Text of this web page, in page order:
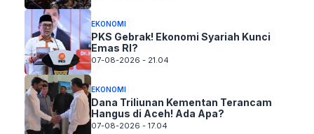
EKONOMI
PKS Gebrak! Ekonomi Syariah Kunci
Emas RI?
07-08-2026 - 21.04
EKONOMI
Dana Triliunan Kementan Terancam
Hangus di Aceh! Ada Apa?
07-08-2026 - 17.04